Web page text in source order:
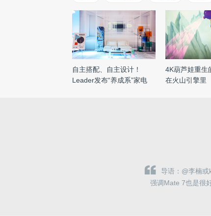
自主搭配、自主设计！
Leader发布“养成系”家电
4K葫芦娃重生
在火山引擎里
导语：@李楠
强调Mate 7也是很